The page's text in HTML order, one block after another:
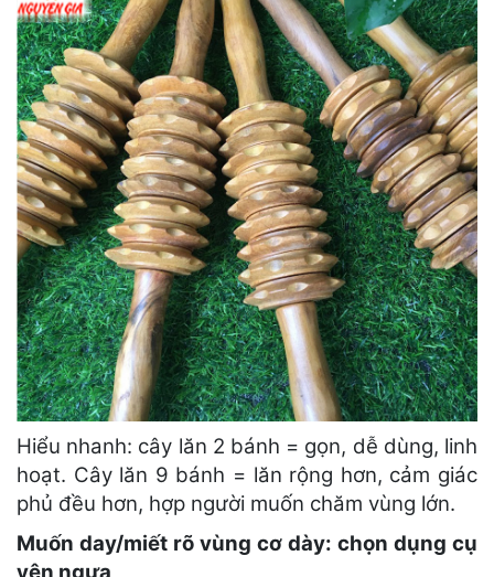
Hiểu nhanh: cây lăn 2 bánh = gọn, dễ dùng, linh
hoạt. Cây lăn 9 bánh = lăn rộng hơn, cảm giác
phủ đều hơn, hợp người muốn chăm vùng lớn.
Muốn day/miết rõ vùng cơ dày: chọn dụng cụ